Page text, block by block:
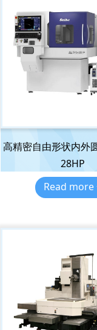
高精密自由形状内外
28HP
Read more